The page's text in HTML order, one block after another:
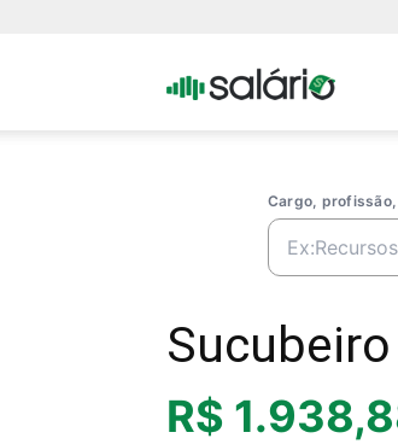
Portal
Cargo, profissão,
R$